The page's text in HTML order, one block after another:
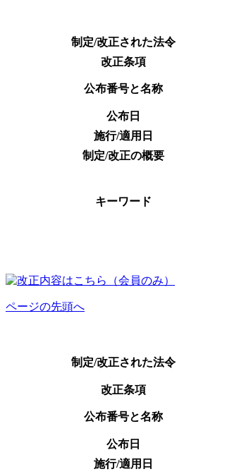
制定/改正された法令
改正条項
公布番号と名称
公布日
施行/適用日
制定/改正の概要
キーワード
ページの先頭へ
制定/改正された法令
改正条項
公布番号と名称
公布日
施行/適用日